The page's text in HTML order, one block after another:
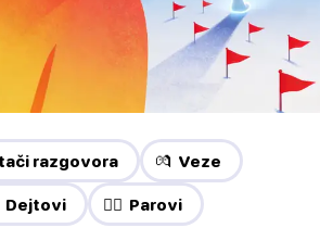
razgovora 💏 Veze
❤️‍🔥 Parovi